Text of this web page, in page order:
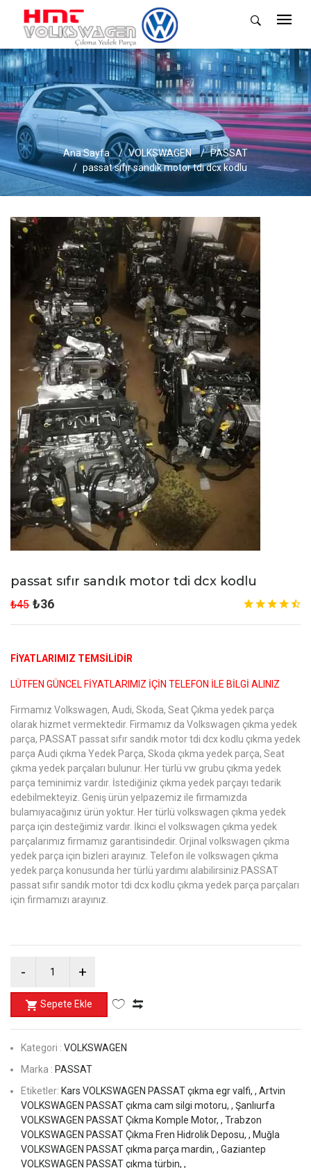
Ana Sayfa VOLKSWAGEN
PASSAT
passat sıfır sandık motor tdi dcx kodlu
passat sıfır sandık motor tdi dcx kodlu
₺45 ₺36
FİYATLARIMIZ TEMSİLİDİR
LÜTFEN GÜNCEL FİYATLARIMIZ İÇİN TELEFON İLE BİLGİ ALINIZ
Firmamız Volkswagen, Audi, Skoda, Seat Çıkma yedek parça
olarak hizmet vermektedir. Firmamız da Volkswagen çıkma yedek
parça, PASSAT passat sıfır sandık motor tdi dcx kodlu çıkma yedek
parça Audi çıkma Yedek Parça, Skoda çıkma yedek parça, Seat
çıkma yedek parçaları bulunur. Her türlü vw grubu çıkma yedek
parça teminimiz vardır. İstediğiniz çıkma yedek parçayı tedarik
edebilmekteyiz. Geniş ürün yelpazemiz ile firmamızda
bulamıyacağınız ürün yoktur. Her türlü volkswagen çıkma yedek
parça için desteğimiz vardır. İkinci el volkswagen çıkma yedek
parçalarımız firmamız garantisindedir. Orjinal volkswagen çıkma
yedek parça için bizleri arayınız. Telefon ile volkswagen çıkma
yedek parça konusunda her türlü yardımı alabilirsiniz.PASSAT
passat sıfır sandık motor tdi dcx kodlu çıkma yedek parça parçaları
için firmamızı arayınız.
Sepete Ekle
Kategori : VOLKSWAGEN
Marka : PASSAT
Etiketler: Kars VOLKSWAGEN PASSAT çıkma egr valfi, , Artvin
VOLKSWAGEN PASSAT çıkma cam silgi motoru, , Şanlıurfa
VOLKSWAGEN PASSAT Çıkma Komple Motor, , Trabzon
VOLKSWAGEN PASSAT Çıkma Fren Hidrolik Deposu, , Muğla
VOLKSWAGEN PASSAT çıkma parça mardin, , Gaziantep
VOLKSWAGEN PASSAT çıkma türbin, ,